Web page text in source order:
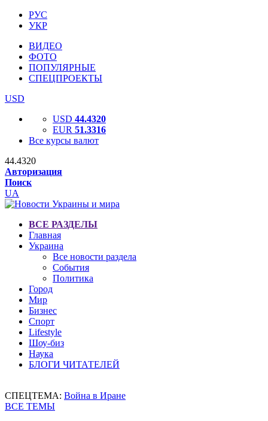
РУС
УКР
ВИДЕО
ФОТО
ПОПУЛЯРНЫЕ
СПЕЦПРОЕКТЫ
USD
USD 44.4320
EUR 51.3316
Все курсы валют
44.4320
Авторизация
Поиск
UA
ВСЕ РАЗДЕЛЫ
Главная
Украина
Все новости раздела
События
Политика
Город
Мир
Бизнес
Спорт
Lifestyle
Шоу-биз
Наука
БЛОГИ ЧИТАТЕЛЕЙ
СПЕЦТЕМА: Война в Иране
ВСЕ ТЕМЫ